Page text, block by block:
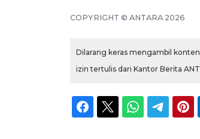
COPYRIGHT © ANTARA 2026
Dilarang keras mengambil
izin tertulis dari Kantor Berita